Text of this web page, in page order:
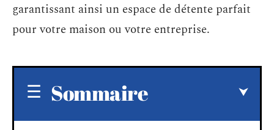
garantissant ainsi un espace de détente parfait
pour votre maison ou votre entreprise.
Sommaire